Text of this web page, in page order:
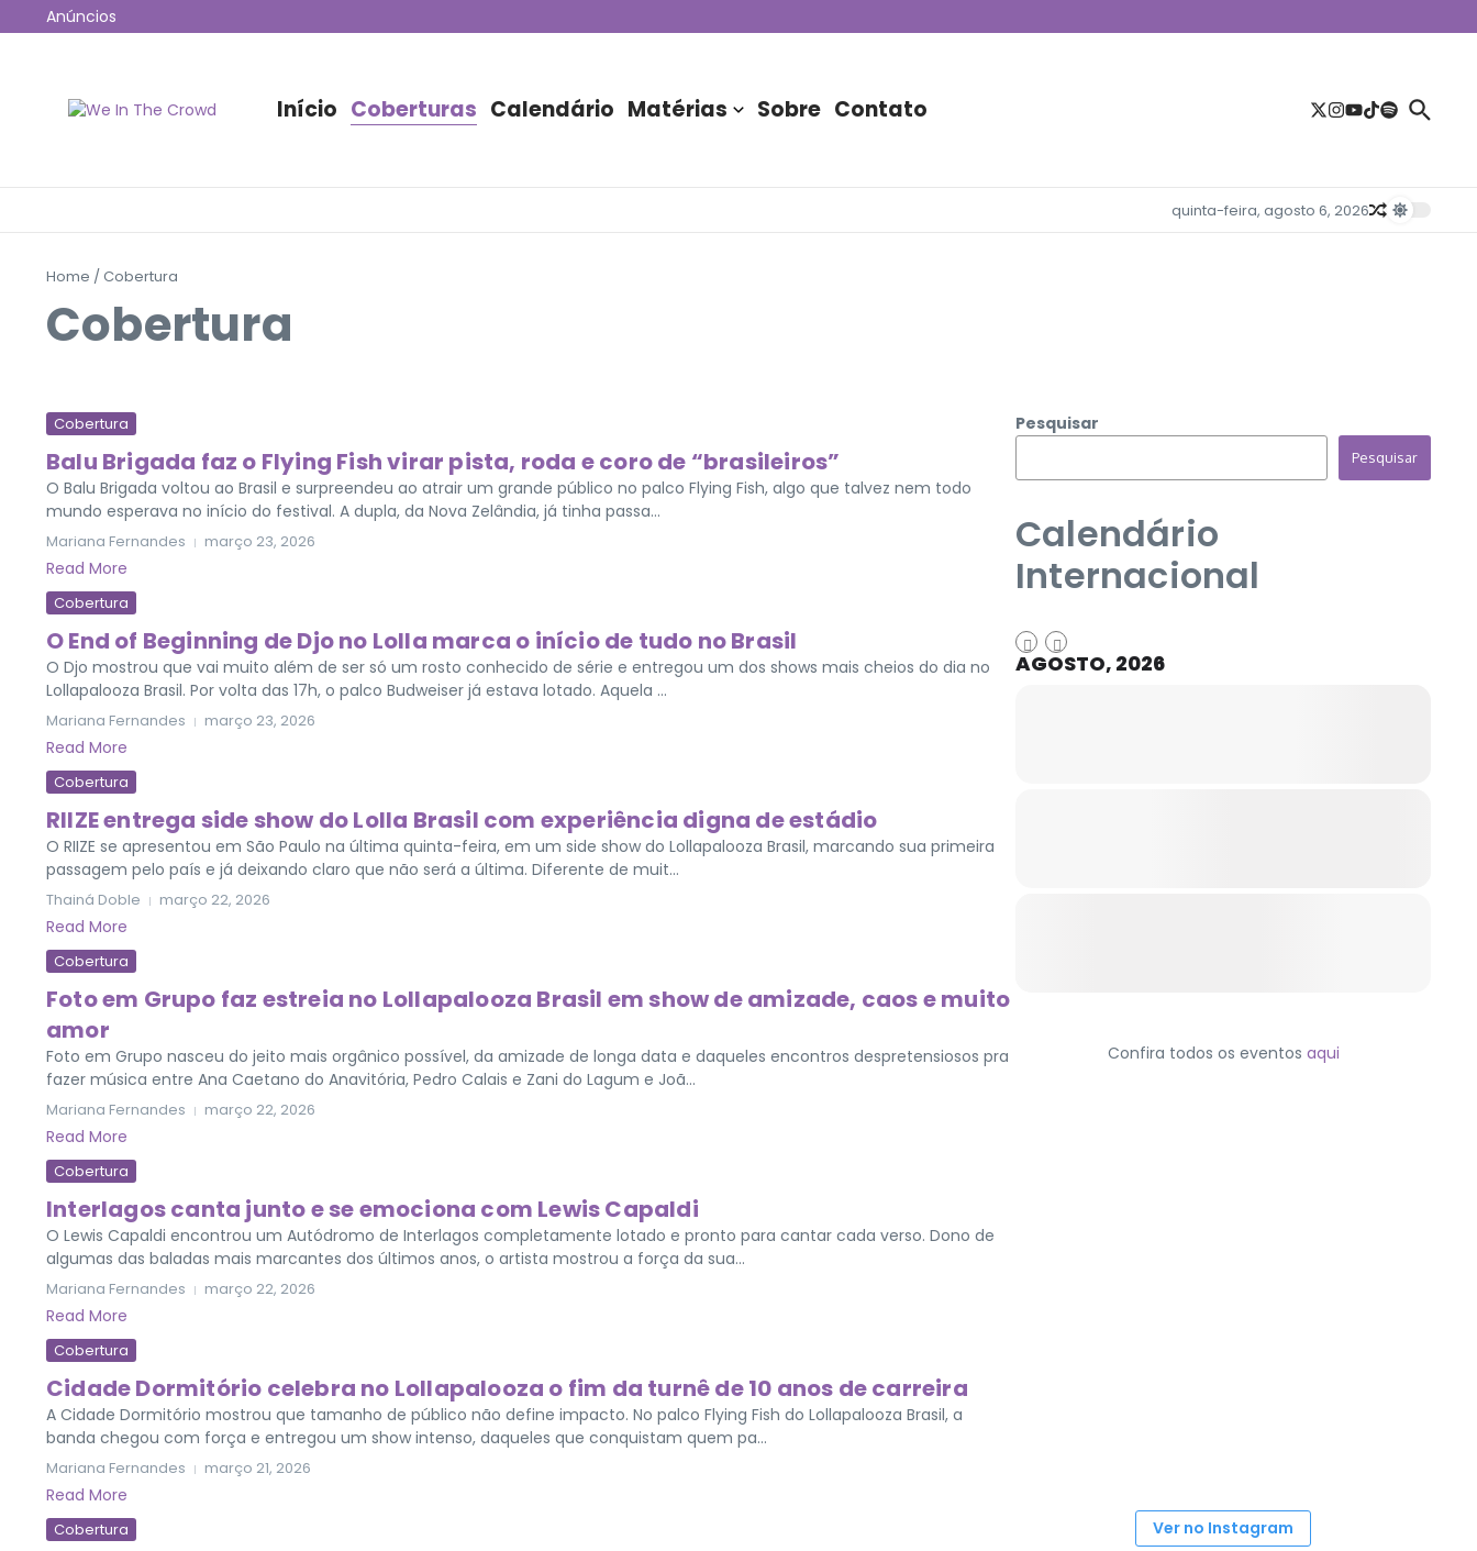
Ir para o conteúdo
Anúncios
Jão esgota 53 mil ingressos e fará maior show da história do Nubank Parque
Início Coberturas Calendário Matérias Sobre Contato
quinta-feira, agosto 6, 2026
Home /Cobertura
Cobertura
Cobertura
Balu Brigada faz o Flying Fish virar pista, roda e coro de “brasileiros”
O Balu Brigada voltou ao Brasil e surpreendeu ao atrair um grande público no palco Flying Fish, algo que talvez nem todo
mundo esperava no início do festival. A dupla, da Nova Zelândia, já tinha passa...
Mariana Fernandes março 23, 2026
Read More
Cobertura
O End of Beginning de Djo no Lolla marca o início de tudo no Brasil
O Djo mostrou que vai muito além de ser só um rosto conhecido de série e entregou um dos shows mais cheios do dia no
Lollapalooza Brasil. Por volta das 17h, o palco Budweiser já estava lotado. Aquela ...
Mariana Fernandes março 23, 2026
Read More
Cobertura
RIIZE entrega side show do Lolla Brasil com experiência digna de estádio
O RIIZE se apresentou em São Paulo na última quinta-feira, em um side show do Lollapalooza Brasil, marcando sua primeira
passagem pelo país e já deixando claro que não será a última. Diferente de muit...
Thainá Doble março 22, 2026
Read More
Cobertura
Foto em Grupo faz estreia no Lollapalooza Brasil em show de amizade, caos e muito
amor
Foto em Grupo nasceu do jeito mais orgânico possível, da amizade de longa data e daqueles encontros despretensiosos pra
fazer música entre Ana Caetano do Anavitória, Pedro Calais e Zani do Lagum e Joã...
Mariana Fernandes março 22, 2026
Read More
Cobertura
Interlagos canta junto e se emociona com Lewis Capaldi
O Lewis Capaldi encontrou um Autódromo de Interlagos completamente lotado e pronto para cantar cada verso. Dono de
algumas das baladas mais marcantes dos últimos anos, o artista mostrou a força da sua...
Mariana Fernandes março 22, 2026
Read More
Cobertura
Cidade Dormitório celebra no Lollapalooza o fim da turnê de 10 anos de carreira
A Cidade Dormitório mostrou que tamanho de público não define impacto. No palco Flying Fish do Lollapalooza Brasil, a
banda chegou com força e entregou um show intenso, daqueles que conquistam quem pa...
Mariana Fernandes março 21, 2026
Read More
Cobertura
Pesquisar
Pesquisar
Calendário
Internacional
AGOSTO, 2026
Confira todos os eventos aqui
Ver no Instagram